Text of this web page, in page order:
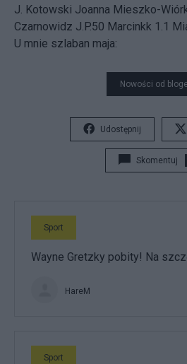
J. Kotowski Joanna Mieszko-
Czarnowidz J.P.50 Marcinkk 1.1
U mnie szlaban maja:
Nowości od
Udostępnij
Skomentuj
Sport
Wayne Gretzky pobity! Na
HareM
Sport